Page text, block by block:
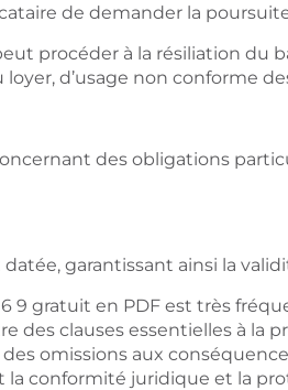
de demander la
procéder à la résiliation du
d’usage non conforme
des obligations
garantissant ainsi la
9 gratuit en PDF est très
clauses essentielles à la
omissions aux
la conformité juridique et la